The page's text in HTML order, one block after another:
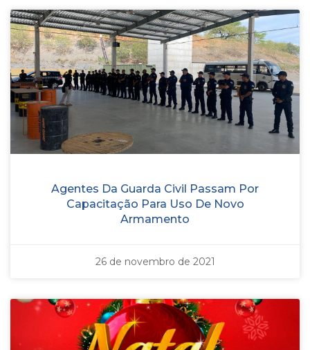
Agentes Da Guarda Civil Passam Por
Capacitação Para Uso De Novo
Armamento
26 de novembro de 2021